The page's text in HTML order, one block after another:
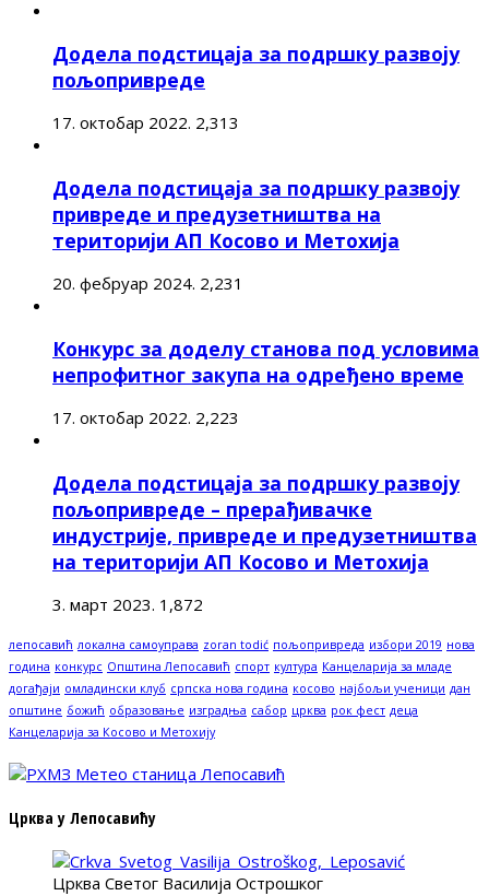
Додела подстицаја за подршку развоју
пољопривреде
17. октобар 2022. 2,313
Додела подстицаја за подршку развоју
привреде и предузетништва на
територији АП Косово и Метохија
20. фебруар 2024. 2,231
Конкурс за доделу станова под условима
непрофитног закупа на одређено време
17. октобар 2022. 2,223
Додела подстицаја за подршку развоју
пољопривреде – прерађивачке
индустрије, привреде и предузетништва
на територији АП Косово и Метохија
3. март 2023. 1,872
лепосавић локална самоуправа zoran todić пољопривреда избори 2019 нова
година конкурс Општина Лепосавић спорт култура Канцеларија за младе
догађаји омладински клуб српска нова година косово најбољи ученици дан
општине божић образовање изградња сабор црква рок фест деца
Канцеларија за Косово и Метохију
Црква у Лепосавићу
Црква Светог Василија Острошког